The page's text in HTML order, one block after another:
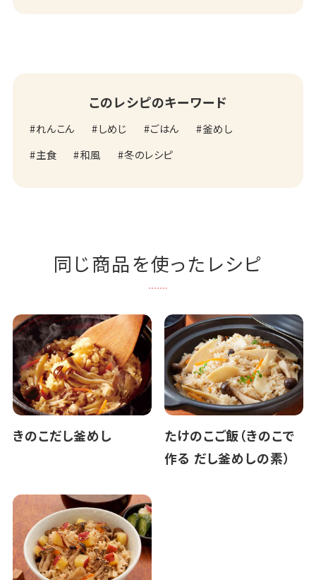
このレシピのキーワード
れんこん しめじ ごはん
釜めし
主食
和風 冬のレシピ
同じ商品を使ったレシピ
きのこだし釜めし
たけのこご飯（きのこで
作る だし釜めしの素）